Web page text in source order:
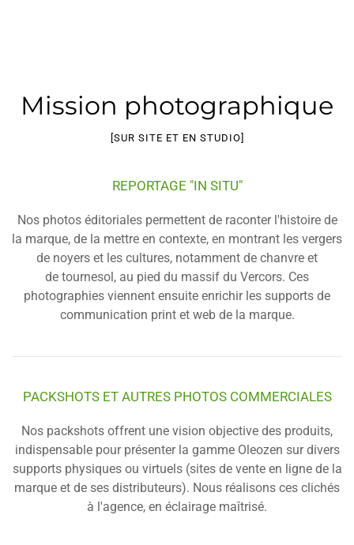
Mission photographique
[SUR SITE ET EN STUDIO]
REPORTAGE "IN SITU"
Nos photos éditoriales permettent de raconter l'histoire de
la marque, de la mettre en contexte, en montrant les vergers
de noyers et les cultures, notamment de chanvre et
de tournesol, au pied du massif du Vercors. Ces
photographies viennent ensuite enrichir les supports de
communication print et web de la marque.
PACKSHOTS ET AUTRES PHOTOS COMMERCIALES
Nos packshots offrent une vision objective des produits,
indispensable pour présenter la gamme Oleozen sur divers
supports physiques ou virtuels (sites de vente en ligne de la
marque et de ses distributeurs). Nous réalisons ces clichés
à l'agence, en éclairage maîtrisé.